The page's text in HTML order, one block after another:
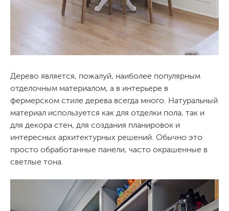
Дерево является, пожалуй, наиболее популярным
отделочным материалом, а в интерьере в
фермерском стиле дерева всегда много. Натуральный
материал используется как для отделки пола, так и
для декора стен, для создания планировок и
интересных архитектурных решений. Обычно это
просто обработанные панели, часто окрашенные в
светлые тона.